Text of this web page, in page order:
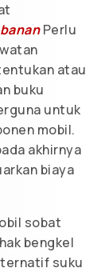
Perlu
atau
buku
untuk
mobil.
akhirnya
biaya
sobat
bengkel
suku